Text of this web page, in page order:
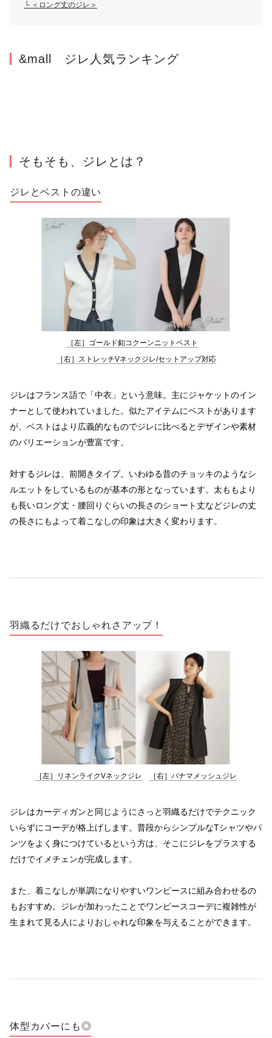
└ ＜ロング丈のジレ＞
&mall　ジレ人気ランキング
そもそも、ジレとは？
ジレとベストの違い
［左］ゴールド釦コクーンニットベスト
［右］ストレッチVネックジレ/セットアップ対応
ジレはフランス語で「中衣」という意味。主にジャケットのイン
ナーとして使われていました。似たアイテムにベストがあります
が、ベストはより広義的なものでジレに比べるとデザインや素材
のバリエーションが豊富です。
対するジレは、前開きタイプ。いわゆる昔のチョッキのようなシ
ルエットをしているものが基本の形となっています。太ももより
も長いロング丈・腰回りぐらいの長さのショート丈などジレの丈
の長さにもよって着こなしの印象は大きく変わります。
羽織るだけでおしゃれさアップ！
［左］リネンライクVネックジレ ［右］パナマメッシュジレ
ジレはカーディガンと同じようにさっと羽織るだけでテクニック
いらずにコーデが格上げします。普段からシンプルなTシャツやパ
ンツをよく身につけているという方は、そこにジレをプラスする
だけでイメチェンが完成します。
また、着こなしが単調になりやすいワンピースに組み合わせるの
もおすすめ。ジレが加わったことでワンピースコーデに複雑性が
生まれて見る人によりおしゃれな印象を与えることができます。
体型カバーにも◎